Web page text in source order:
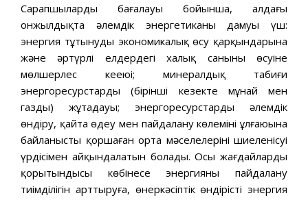
Сарапшылардың бағалауы бойынша, алдағы
онжылдықта әлемдік энергетиканың дамуы үш:
энергия тұтынудың экономикалық өсу қарқындарына
және әртүрлі елдердегі халық санының өсуіне
мөлшерлес кеңеюі; минералдық табиғи
энергоресурстардың (бірінші кезекте мұнай мен
газдың) жұтаңдауы; энергоресурстарды әлемдік
өндіру, қайта өңдеу мен пайдалану көлемінің ұлғаюына
байланысты қоршаған орта мәселелерінің шиеленісуі
үрдісімен айқындалатын болады. Осы жағдайлардың
қорытындысы көбінесе энергияны пайдалану
тиімділігін арттыруға, өнеркәсіптік өндірістің энергия